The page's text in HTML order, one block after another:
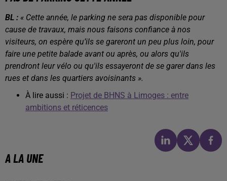
BL : « Cette année, le parking ne sera pas disponible pour
cause de travaux, mais nous faisons confiance à nos
visiteurs, on espère qu’ils se gareront un peu plus loin, pour
faire une petite balade avant ou après, ou alors qu'ils
prendront leur vélo ou qu'ils essayeront de se garer dans les
rues et dans les quartiers avoisinants ».
À lire aussi : Projet de BHNS à Limoges : entre
ambitions et réticences
A LA UNE